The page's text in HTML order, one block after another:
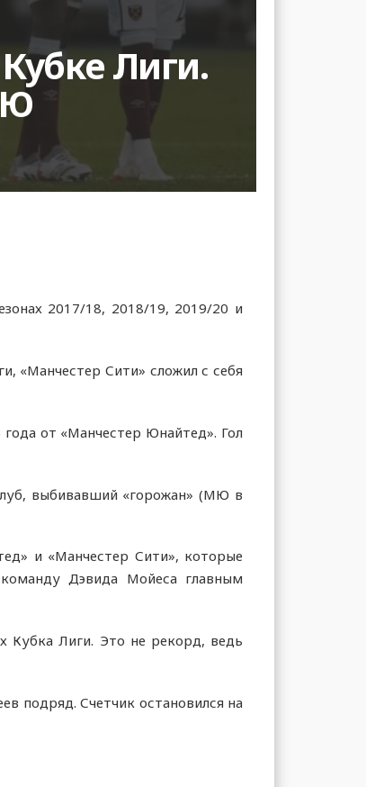
Лиги.
2017/18, 2018/19, 2019/20 и
«Манчестер Сити» сложил с себя
от «Манчестер Юнайтед». Гол
выбивавший «горожан» (МЮ в
и «Манчестер Сити», которые
Дэвида Мойеса главным
Кубка Лиги. Это не рекорд, ведь
подряд. Счетчик остановился на